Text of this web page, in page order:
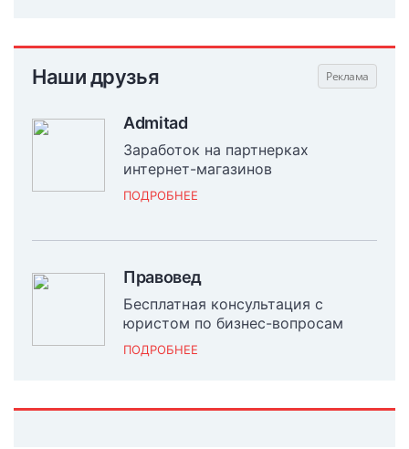
Наши друзья
Admitad
Заработок на партнерках
интернет-магазинов
ПОДРОБНЕЕ
Правовед
Бесплатная консультация с
юристом по бизнес-вопросам
ПОДРОБНЕЕ